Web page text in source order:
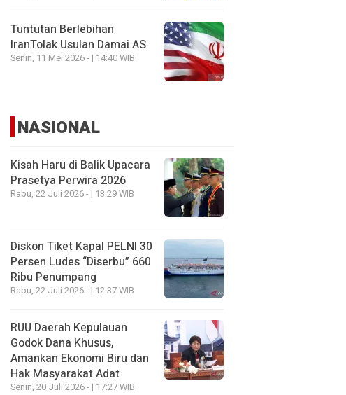
Tuntutan Berlebihan
IranTolak Usulan Damai AS
Senin, 11 Mei 2026 - | 14:40 WIB
NASIONAL
Kisah Haru di Balik Upacara
Prasetya Perwira 2026
Rabu, 22 Juli 2026 - | 13:29 WIB
Diskon Tiket Kapal PELNI 30
Persen Ludes “Diserbu” 660
Ribu Penumpang
Rabu, 22 Juli 2026 - | 12:37 WIB
RUU Daerah Kepulauan
Godok Dana Khusus,
Amankan Ekonomi Biru dan
Hak Masyarakat Adat
Senin, 20 Juli 2026 - | 17:27 WIB